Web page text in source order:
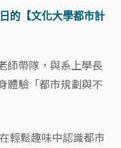
的【文化大學都市計
師帶隊，與系上學長
體驗「都市規劃與不
輕鬆趣味中認識都市